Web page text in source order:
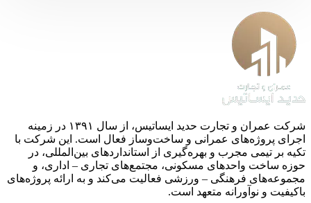
شرکت عمران و تجارت حدید ایساتیس، از سال ۱۳۹۱ در زمینه
اجرای پروژه‌های عمرانی و ساخت‌وساز فعال است. این شرکت با
تکیه بر تیمی مجرب و بهره‌گیری از استانداردهای بین‌المللی، در
حوزه ساخت واحدهای مسکونی، مجتمع‌های تجاری – اداری، و
مجموعه‌های فرهنگی – ورزشی فعالیت می‌کند و به ارائه پروژه‌های
باکیفیت و نوآورانه متعهد است.